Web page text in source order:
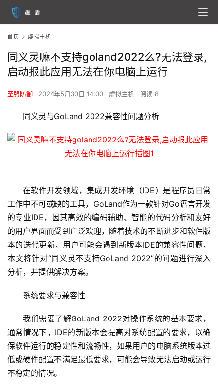
首页 虚拟主机
同义灵嘛不支持goland2022么?无法登录,
启动报此应用无法在你电脑上运行
至强防御 2024年5月30日 14:00 虚拟主机 阅读 8
同义灵与GoLand 2022兼容性问题分析
在软件开发领域，集成开发环境（IDE）是程序员日常
工作中不可或缺的工具，GoLand作为一款针对Go语言开发
的专业IDE，因其高效的编码辅助、智能的代码分析和友好
的用户界面而受到广泛欢迎，随着技术的不断进步和软件版
本的迭代更新，用户可能会遇到新版本IDE的兼容性问题，
本文将针对“同义灵不支持GoLand 2022”的问题进行深入
分析，并提供解决方案。
系统要求与兼容性
我们需要了解GoLand 2022对操作系统的基本要求，
通常情况下，IDE的新版本会提高对系统配置的要求，以确
保软件运行的稳定性和流畅性，如果用户的电脑系统版本过
低或硬件配置不满足最低要求，可能会导致无法启动或运行
不稳定的情况。